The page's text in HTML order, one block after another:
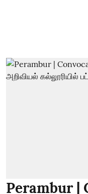
Perambur |